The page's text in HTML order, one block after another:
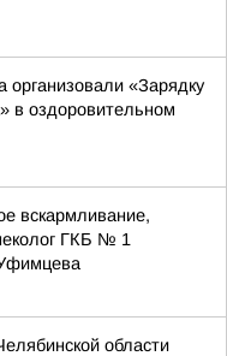
организовали «Зарядку
в оздоровительном
вскармливание,
ГКБ № 1
области